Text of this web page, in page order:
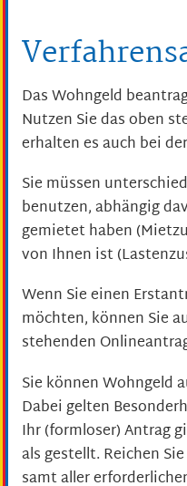
Das Wohngeld
Nutzen Sie das oben
erhalten es auch bei
Sie müssen
benutzen, abhängig
gemietet haben
von Ihnen ist
Wenn Sie einen
möchten, können Sie
stehenden
Sie können Wohngeld
Dabei gelten
Ihr (formloser) Antrag
als gestellt. Reichen
samt aller